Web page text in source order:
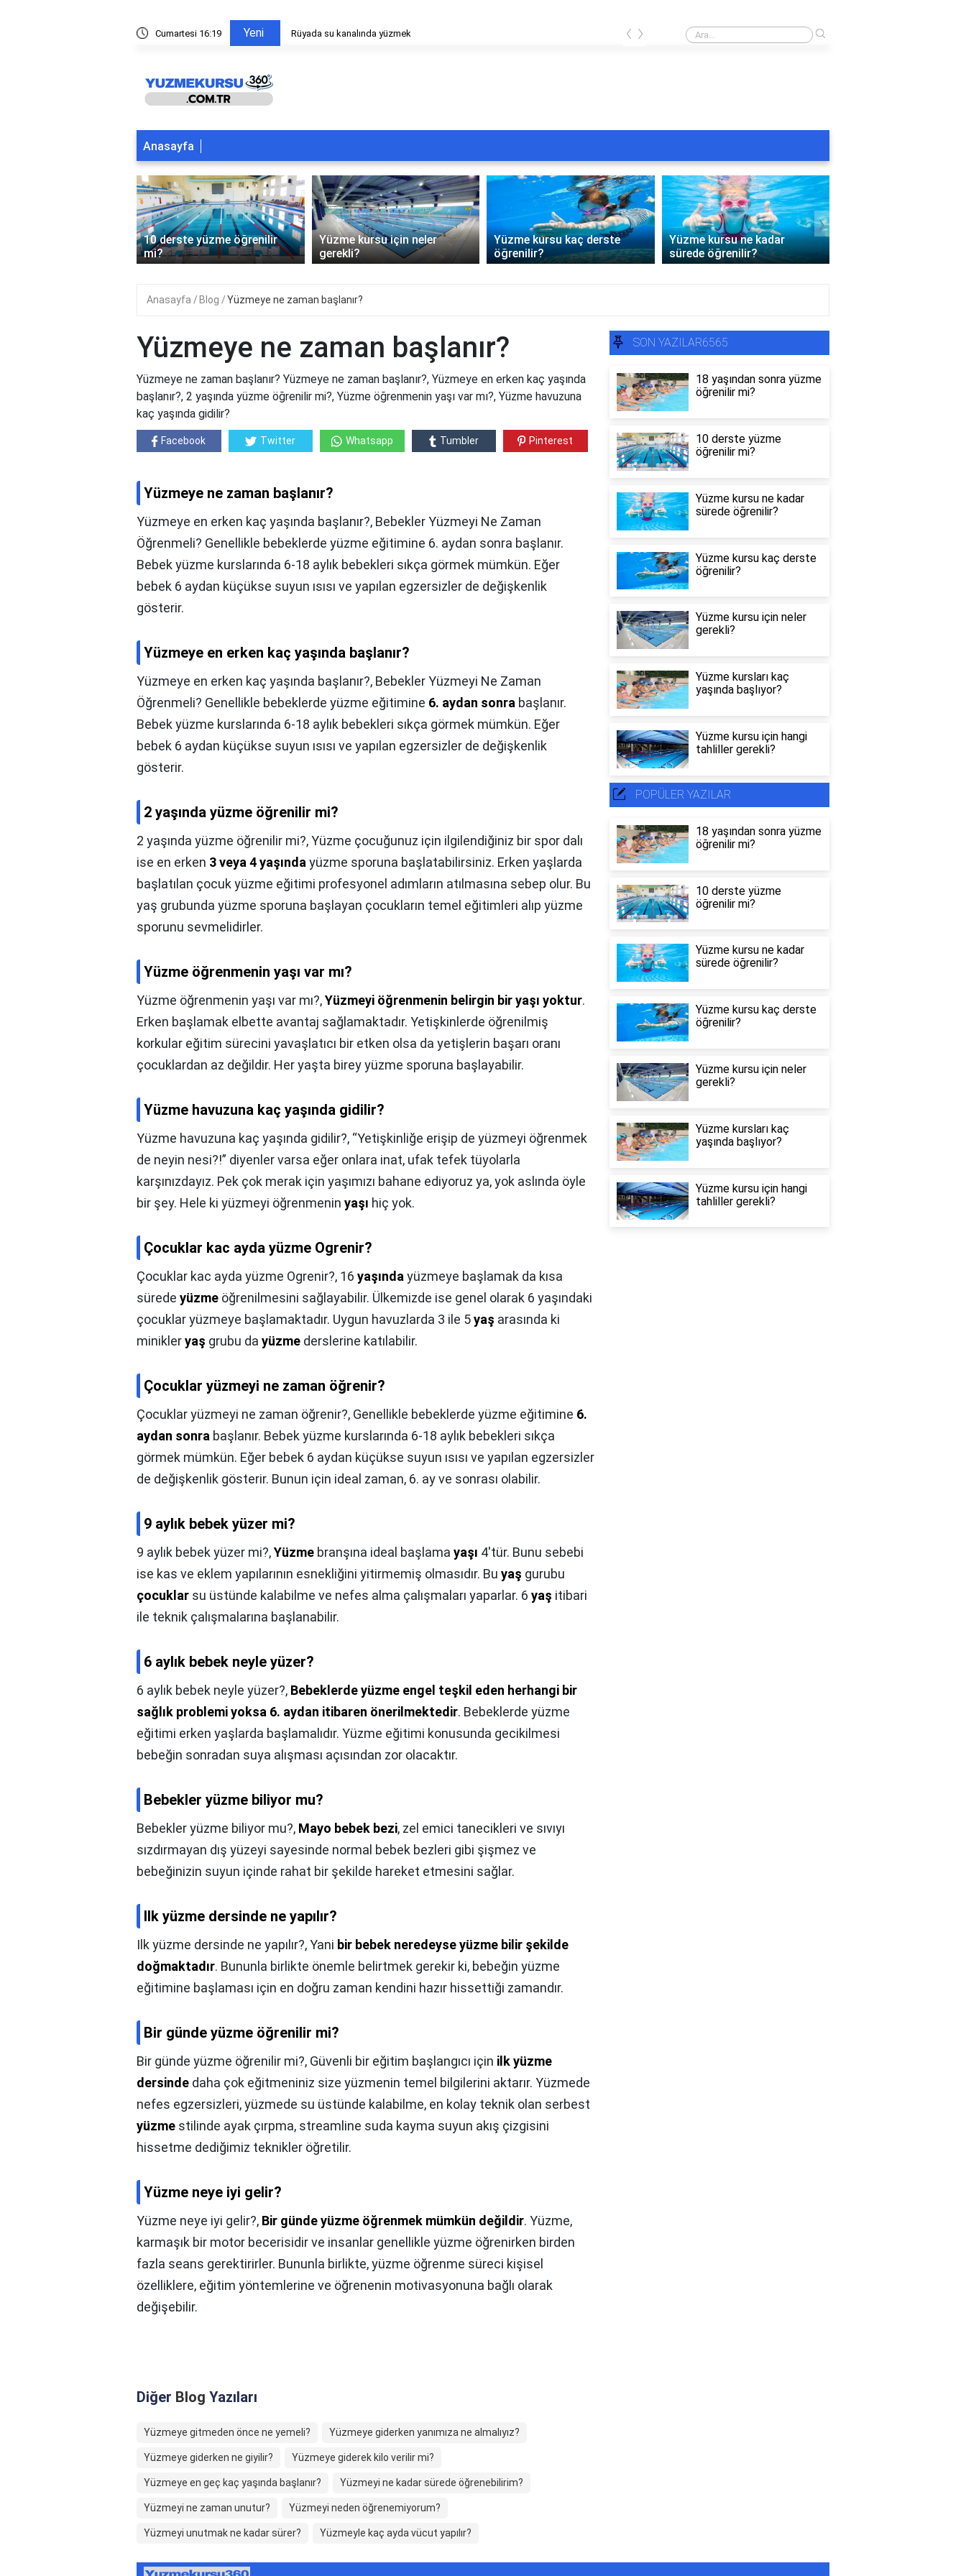
Cumartesi 16:19 Yeni Rüyada su kanalında yüzmek Rüyada masmavi havuzda yüzmek
‹ ›
Anasayfa
10 derste yüzme öğrenilir
mi?
Yüzme kursu için neler
gerekli?
Yüzme kursu kaç derste
öğrenilir?
Yüzme kursu ne kadar
sürede öğrenilir?
‹ ›
Anasayfa Blog Yüzmeye ne zaman başlanır?
Yüzmeye ne zaman başlanır?
Yüzmeye ne zaman başlanır? Yüzmeye ne zaman başlanır?, Yüzmeye en erken kaç yaşında
başlanır?, 2 yaşında yüzme öğrenilir mi?, Yüzme öğrenmenin yaşı var mı?, Yüzme havuzuna
kaç yaşında gidilir?
Facebook Twitter Whatsapp Tumbler Pinterest
Yüzmeye ne zaman başlanır?
Yüzmeye en erken kaç yaşında başlanır?, Bebekler Yüzmeyi Ne Zaman
Öğrenmeli? Genellikle bebeklerde yüzme eğitimine 6. aydan sonra başlanır.
Bebek yüzme kurslarında 6-18 aylık bebekleri sıkça görmek mümkün. Eğer
bebek 6 aydan küçükse suyun ısısı ve yapılan egzersizler de değişkenlik
gösterir.
Yüzmeye en erken kaç yaşında başlanır?
Yüzmeye en erken kaç yaşında başlanır?, Bebekler Yüzmeyi Ne Zaman
Öğrenmeli? Genellikle bebeklerde yüzme eğitimine 6. aydan sonra başlanır.
Bebek yüzme kurslarında 6-18 aylık bebekleri sıkça görmek mümkün. Eğer
bebek 6 aydan küçükse suyun ısısı ve yapılan egzersizler de değişkenlik
gösterir.
2 yaşında yüzme öğrenilir mi?
2 yaşında yüzme öğrenilir mi?,Yüzme çocuğunuz için ilgilendiğiniz bir spor dalı
ise en erken 3 veya 4 yaşındayüzme sporuna başlatabilirsiniz. Erken yaşlarda
başlatılan çocuk yüzme eğitimi profesyonel adımların atılmasına sebep olur. Bu
yaş grubunda yüzme sporuna başlayan çocukların temel eğitimleri alıp yüzme
sporunu sevmelidirler.
Yüzme öğrenmenin yaşı var mı?
Yüzme öğrenmenin yaşı var mı?,Yüzmeyi öğrenmenin belirgin bir yaşı yoktur.
Erken başlamak elbette avantaj sağlamaktadır. Yetişkinlerde öğrenilmiş
korkular eğitim sürecini yavaşlatıcı bir etken olsa da yetişlerin başarı oranı
çocuklardan az değildir. Her yaşta birey yüzme sporuna başlayabilir.
Yüzme havuzuna kaç yaşında gidilir?
Yüzme havuzuna kaç yaşında gidilir?, “Yetişkinliğe erişip de yüzmeyi öğrenmek
de neyin nesi?!” diyenler varsa eğer onlara inat, ufak tefek tüyolarla
karşınızdayız. Pek çok merak için yaşımızı bahane ediyoruz ya, yok aslında öyle
bir şey. Hele ki yüzmeyi öğrenmenin yaşı hiç yok.
Çocuklar kac ayda yüzme Ogrenir?
Çocuklar kac ayda yüzme Ogrenir?, 16 yaşındayüzmeye başlamak da kısa
sürede yüzme öğrenilmesini sağlayabilir. Ülkemizde ise genel olarak 6 yaşındaki
çocuklar yüzmeye başlamaktadır. Uygun havuzlarda 3 ile 5yaş arasında ki
minikleryaş grubu da yüzme derslerine katılabilir.
Çocuklar yüzmeyi ne zaman öğrenir?
Çocuklar yüzmeyi ne zaman öğrenir?, Genellikle bebeklerde yüzme eğitimine 6.
aydan sonra başlanır. Bebek yüzme kurslarında 6-18 aylık bebekleri sıkça
görmek mümkün. Eğer bebek 6 aydan küçükse suyun ısısı ve yapılan egzersizler
de değişkenlik gösterir. Bunun için ideal zaman, 6. ay ve sonrası olabilir.
9 aylık bebek yüzer mi?
9 aylık bebek yüzer mi?,Yüzme branşına ideal başlama yaşı 4'tür. Bunu sebebi
ise kas ve eklem yapılarının esnekliğini yitirmemiş olmasıdır. Bu yaş gurubu
çocuklar su üstünde kalabilme ve nefes alma çalışmaları yaparlar. 6 yaş itibari
ile teknik çalışmalarına başlanabilir.
6 aylık bebek neyle yüzer?
6 aylık bebek neyle yüzer?, Bebeklerde yüzme engel teşkil eden herhangi bir
sağlık problemi yoksa 6. aydan itibaren önerilmektedir. Bebeklerde yüzme
eğitimi erken yaşlarda başlamalıdır. Yüzme eğitimi konusunda gecikilmesi
bebeğin sonradan suya alışması açısından zor olacaktır.
Bebekler yüzme biliyor mu?
Bebekler yüzme biliyor mu?, Mayo bebek bezi, zel emici tanecikleri ve sıvıyı
sızdırmayan dış yüzeyi sayesinde normal bebek bezleri gibi şişmez ve
bebeğinizin suyun içinde rahat bir şekilde hareket etmesini sağlar.
Ilk yüzme dersinde ne yapılır?
Ilk yüzme dersinde ne yapılır?,Yani bir bebek neredeyse yüzme bilir şekilde
doğmaktadır. Bununla birlikte önemle belirtmek gerekir ki, bebeğin yüzme
eğitimine başlaması için en doğru zaman kendini hazır hissettiği zamandır.
Bir günde yüzme öğrenilir mi?
Bir günde yüzme öğrenilir mi?, Güvenli bir eğitim başlangıcı için ilk yüzme
dersinde daha çok eğitmeniniz size yüzmenin temel bilgilerini aktarır. Yüzmede
nefes egzersizleri, yüzmede su üstünde kalabilme, en kolay teknik olan serbest
yüzme stilinde ayak çırpma, streamline suda kayma suyun akış çizgisini
hissetme dediğimiz teknikler öğretilir.
Yüzme neye iyi gelir?
Yüzme neye iyi gelir?, Bir günde yüzme öğrenmek mümkün değildir. Yüzme,
karmaşık bir motor becerisidir ve insanlar genellikle yüzme öğrenirken birden
fazla seans gerektirirler. Bununla birlikte, yüzme öğrenme süreci kişisel
özelliklere, eğitim yöntemlerine ve öğrenenin motivasyonuna bağlı olarak
değişebilir.
Diğer Blog Yazıları
Yüzmeye gitmeden önce ne yemeli? Yüzmeye giderken yanımıza ne almalıyız?
Yüzmeye giderken ne giyilir? Yüzmeye giderek kilo verilir mi?
Yüzmeye en geç kaç yaşında başlanır? Yüzmeyi ne kadar sürede öğrenebilirim?
Yüzmeyi ne zaman unutur? Yüzmeyi neden öğrenemiyorum?
Yüzmeyi unutmak ne kadar sürer? Yüzmeyle kaç ayda vücut yapılır?
SON YAZILAR6565
18 yaşından sonra yüzme
öğrenilir mi?
10 derste yüzme
öğrenilir mi?
Yüzme kursu ne kadar
sürede öğrenilir?
Yüzme kursu kaç derste
öğrenilir?
Yüzme kursu için neler
gerekli?
Yüzme kursları kaç
yaşında başlıyor?
Yüzme kursu için hangi
tahliller gerekli?
POPÜLER YAZILAR
18 yaşından sonra yüzme
öğrenilir mi?
10 derste yüzme
öğrenilir mi?
Yüzme kursu ne kadar
sürede öğrenilir?
Yüzme kursu kaç derste
öğrenilir?
Yüzme kursu için neler
gerekli?
Yüzme kursları kaç
yaşında başlıyor?
Yüzme kursu için hangi
tahliller gerekli?